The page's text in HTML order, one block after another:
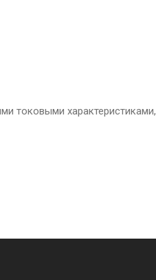
токовыми характеристиками,